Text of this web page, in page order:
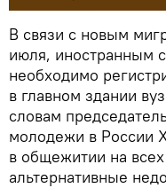
В связи с новым
июля, иностранным
необходимо
в главном здании
словам
молодежи в России
в общежитии на
альтернативные